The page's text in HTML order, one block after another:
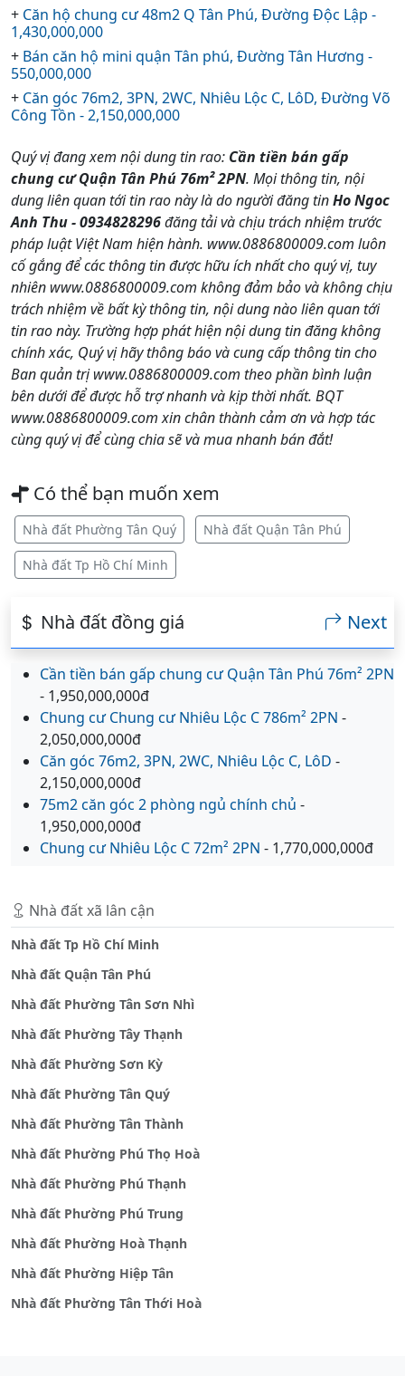
+ Căn hộ chung cư 48m2 Q Tân Phú, Đường Độc Lập -
1,430,000,000
+ Bán căn hộ mini quận Tân phú, Đường Tân Hương -
550,000,000
+ Căn góc 76m2, 3PN, 2WC, Nhiêu Lộc C, LôD, Đường Võ
Công Tồn - 2,150,000,000
Quý vị đang xem nội dung tin rao: Cần tiền bán gấp
chung cư Quận Tân Phú 76m² 2PN. Mọi thông tin, nội
dung liên quan tới tin rao này là do người đăng tinHo Ngoc
Anh Thu - 0934828296đăng tải và chịu trách nhiệm trước
pháp luật Việt Nam hiện hành. www.0886800009.com luôn
cố gắng để các thông tin được hữu ích nhất cho quý vị, tuy
nhiên www.0886800009.com không đảm bảo và không chịu
trách nhiệm về bất kỳ thông tin, nội dung nào liên quan tới
tin rao này. Trường hợp phát hiện nội dung tin đăng không
chính xác, Quý vị hãy thông báo và cung cấp thông tin cho
Ban quản trị www.0886800009.com theo phần bình luận
bên dưới để được hỗ trợ nhanh và kịp thời nhất. BQT
www.0886800009.com xin chân thành cảm ơn và hợp tác
cùng quý vị để cùng chia sẽ và mua nhanh bán đắt!
Có thể bạn muốn xem
Nhà đất Phường Tân Quý Nhà đất Quận Tân Phú
Nhà đất Tp Hồ Chí Minh
Nhà đất đồng giá Next
Cần tiền bán gấp chung cư Quận Tân Phú 76m² 2PN
- 1,950,000,000đ
Chung cư Chung cư Nhiêu Lộc C 786m² 2PN -
2,050,000,000đ
Căn góc 76m2, 3PN, 2WC, Nhiêu Lộc C, LôD -
2,150,000,000đ
75m2 căn góc 2 phòng ngủ chính chủ -
1,950,000,000đ
Chung cư Nhiêu Lộc C 72m² 2PN - 1,770,000,000đ
Nhà đất xã lân cận
Nhà đất Tp Hồ Chí Minh
Nhà đất Quận Tân Phú
Nhà đất Phường Tân Sơn Nhì
Nhà đất Phường Tây Thạnh
Nhà đất Phường Sơn Kỳ
Nhà đất Phường Tân Quý
Nhà đất Phường Tân Thành
Nhà đất Phường Phú Thọ Hoà
Nhà đất Phường Phú Thạnh
Nhà đất Phường Phú Trung
Nhà đất Phường Hoà Thạnh
Nhà đất Phường Hiệp Tân
Nhà đất Phường Tân Thới Hoà